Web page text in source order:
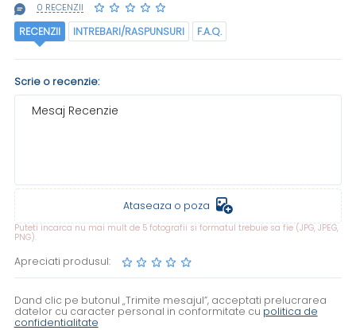
0 RECENZII
RECENZII INTREBARI/RASPUNSURI F.A.Q.
Scrie o recenzie:
Mesaj Recenzie
Ataseaza o poza
Puteti incarca nu mai mult de 5 fotografii si formatul trebuie sa fie (JPG, JPEG,
PNG).
Apreciati produsul:
Dand clic pe butonul „Trimite mesajul”, acceptati prelucrarea
datelor cu caracter personal in conformitate cu politica de
confidentialitate